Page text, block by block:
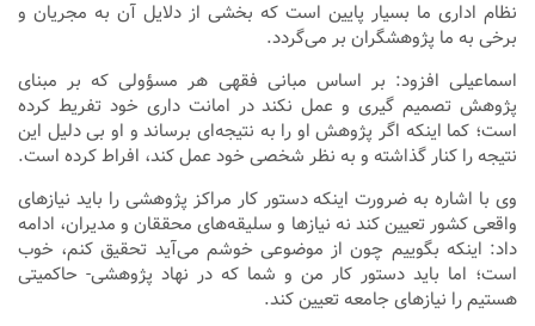
نظام اداری ما بسیار پایین است که بخشی از دلایل آن به مجریان و
برخی به ما پژوهشگران بر می‌گردد.
اسماعیلی افزود: بر اساس مبانی فقهی هر مسؤولی که بر مبنای
پژوهش تصمیمگیریو عمل نکند در امانت داری خود تفریط کرده
است؛ کما اینکه اگر پژوهش او را به نتیجه‌ای برساند و او بی دلیل این
نتیجه را کنار گذاشته و به نظر شخصی خود عمل کند، افراط کرده است.
وی با اشاره به ضرورت اینکه دستور کار مراکز پژوهشی را باید نیازهای
واقعی کشور تعیین کند نه نیازها و سلیقه‌های محققان و مدیران، ادامه
داد: اینکه بگوییم چون از موضوعی خوشم می‌آید تحقیق کنم، خوب
است؛ اما باید دستور کار من و شما که در نهاد پژوهشی- حاکمیتی
هستیم را نیازهای جامعه تعیین کند.